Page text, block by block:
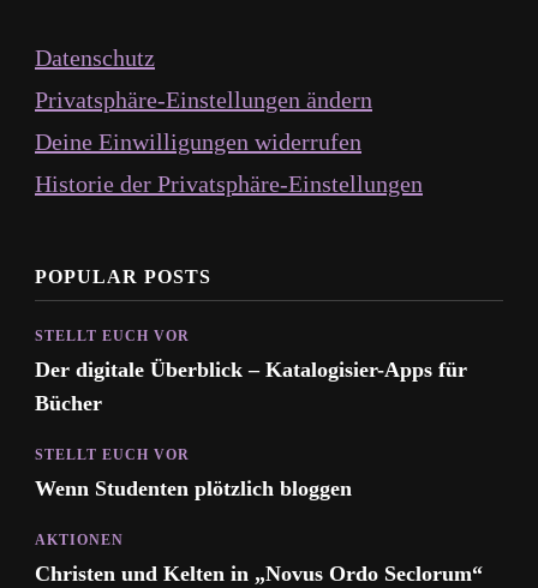
Datenschutz
Privatsphäre-Einstellungen ändern
Deine Einwilligungen widerrufen
Historie der Privatsphäre-Einstellungen
POPULAR POSTS
STELLT EUCH VOR
Der digitale Überblick – Katalogisier-Apps für
Bücher
STELLT EUCH VOR
Wenn Studenten plötzlich bloggen
AKTIONEN
Christen und Kelten in „Novus Ordo Seclorum“